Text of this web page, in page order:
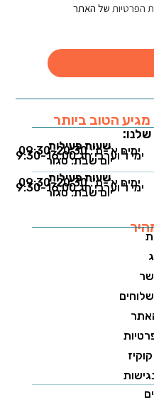
הפרטיות של האתר
הטוב ביותר
שלנו:
שעות פעילותימים א'-ה': 09:30-20:30
ימי ו' וערבי חג 9:30-16:00
יום שבת: סגור
שעות פעילותימים א'-ה': 09:30-20:30
ימי ו' וערבי חג 9:30-16:00
יום שבת: סגור